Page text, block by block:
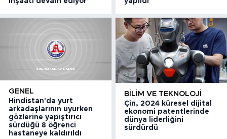
GENEL
Hindistan'da yurt
arkadaşlarının uyurken
gözlerine yapıştırıcı
sürdüğü 8 öğrenci
hastaneye kaldırıldı
BILIM VE TEKNOLOJI
Çin, 2024 küresel dijital
ekonomi patentlerinde
dünya liderliğini
sürdürdü